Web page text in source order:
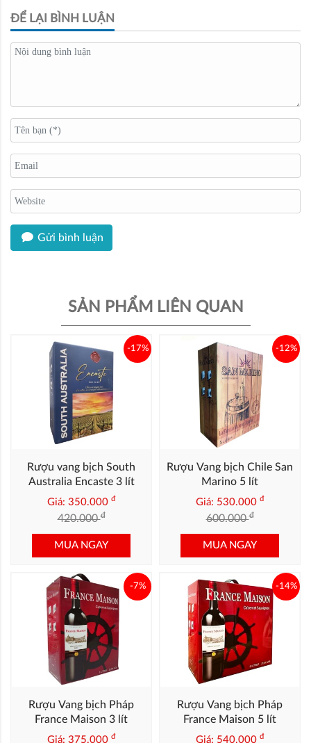
ĐỂ LẠI BÌNH LUẬN
Gửi bình luận
SẢN PHẨM LIÊN QUAN
Rượu vang bịch South
Australia Encaste 3 lít
Giá: 350.000 đ
420.000đ
-17%
MUA NGAY
Rượu Vang bịch Chile San
Marino 5 lít
Giá: 530.000 đ
600.000đ
-12%
MUA NGAY
Rượu Vang bịch Pháp
France Maison 3 lít
Giá: 375.000 đ
-7%
Rượu Vang bịch Pháp
France Maison 5 lít
Giá: 540.000 đ
-14%